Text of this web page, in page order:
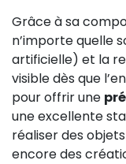
Grâce à sa
n’importe quelle
artificielle) et la
visible dès que
pour offrir une
une excellente
réaliser des
encore des